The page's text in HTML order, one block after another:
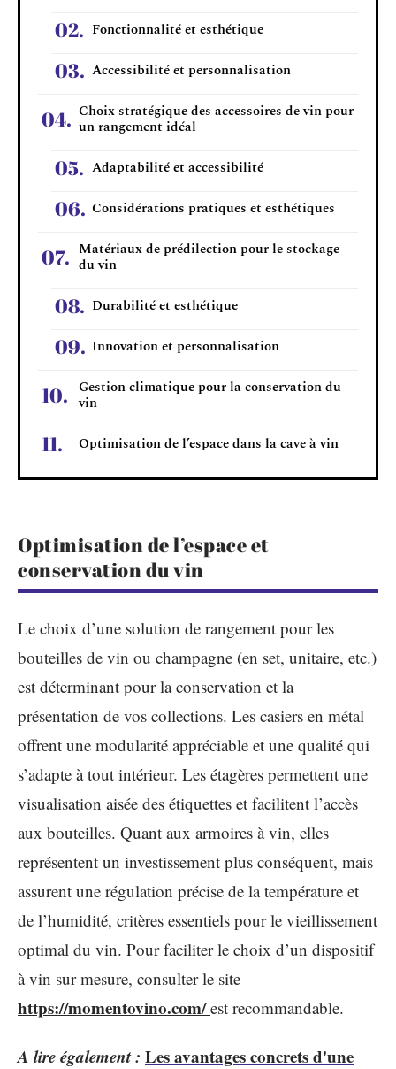
Fonctionnalité et esthétique
Accessibilité et personnalisation
Choix stratégique des accessoires de vin pour
un rangement idéal
Adaptabilité et accessibilité
Considérations pratiques et esthétiques
Matériaux de prédilection pour le stockage
du vin
Durabilité et esthétique
Innovation et personnalisation
Gestion climatique pour la conservation du
vin
Optimisation de l’espace dans la cave à vin
Optimisation de l’espace et
conservation du vin
Le choix d’une solution de rangement pour les
bouteilles de vin ou champagne (en set, unitaire, etc.)
est déterminant pour la conservation et la
présentation de vos collections. Les casiers en métal
offrent une modularité appréciable et une qualité qui
s’adapte à tout intérieur. Les étagères permettent une
visualisation aisée des étiquettes et facilitent l’accès
aux bouteilles. Quant aux armoires à vin, elles
représentent un investissement plus conséquent, mais
assurent une régulation précise de la température et
de l’humidité, critères essentiels pour le vieillissement
optimal du vin. Pour faciliter le choix d’un dispositif
à vin sur mesure, consulter le site
https://momentovino.com/ est recommandable.
A lire également : Les avantages concrets d'une